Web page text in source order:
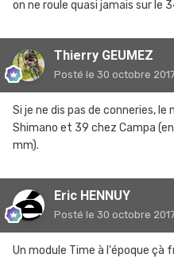
on ne roule quasi jamais sur le
Thierry GEUMEZ
Posté le 30 octobre
Si je ne dis pas de conneries,
Shimano et 39 chez Campa
mm).
Eric HENNUY
Posté le 30 octobre
Un module Time à l'époque çà